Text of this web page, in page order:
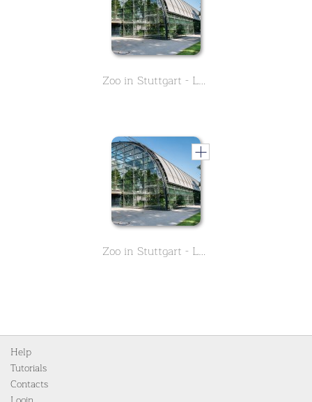
Zoo in Stuttgart - Lerne in diesen zweiteiligen Kurs alles über die Geschichte der Wilhelma - Teil 1
Zoo in Stuttgart - Lerne in diesen zweiteiligen Kurs alles über die Geschichte der Wilhelma - Teil 2
Help
Tutorials
Contacts